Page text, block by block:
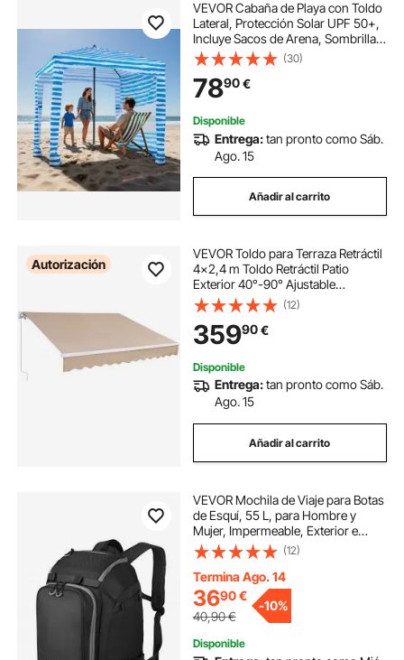
VEVOR Cabaña de Playa con Toldo
Lateral, Protección Solar UPF 50+,
Incluye Sacos de Arena, Sombrilla
Portátil para Disfrutar en Familia o
con Amigos, Rayas Azules y
Blancas, 1830 x 1830 x 2290 mm
(30)
7890€
Disponible
Entrega:tan pronto como Sáb.
Ago. 15
Añadir al carrito
Autorización
VEVOR Toldo para Terraza Retráctil
4x2,4 m Toldo Retráctil Patio
Exterior 40°-90° Ajustable
Viento/UV/Resistente al Agua Toldo
Sombrilla Poliéster con Manivela
para Patio, Terraza, Jardín, Balcón
(12)
35990€
Disponible
Entrega:tan pronto como Sáb.
Ago. 15
Añadir al carrito
VEVOR Mochila de Viaje para Botas
de Esquí, 55 L, para Hombre y
Mujer, Impermeable, Exterior e
Inferior, Oxford 1680D Resistente,
para Snowboard, Casco, Gafas y
Guantes, Negro, 410 x 270 x 500
mm
(12)
Termina Ago. 14
3690€
40,90€
-10%
Disponible